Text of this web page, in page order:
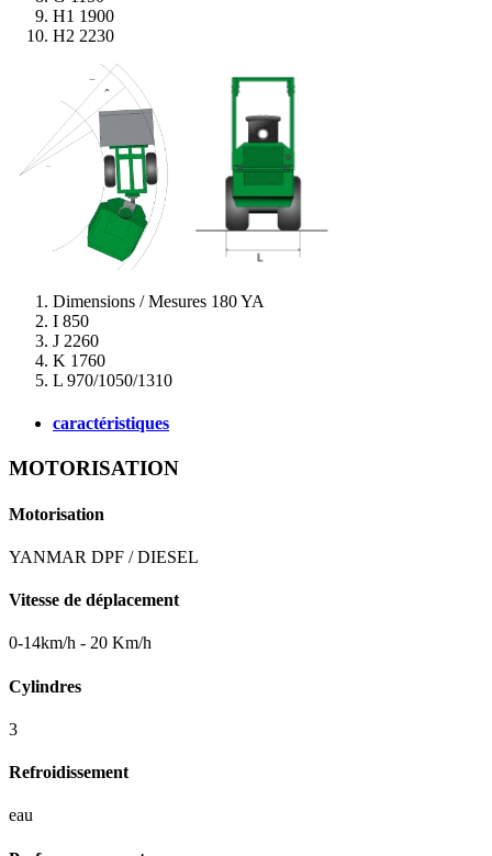
H1 1900
H2 2230
Dimensions / Mesures 180 YA
I 850
J 2260
K 1760
L 970/1050/1310
caractéristiques
MOTORISATION
Motorisation
YANMAR DPF / DIESEL
Vitesse de déplacement
0-14km/h - 20 Km/h
Cylindres
3
Refroidissement
eau